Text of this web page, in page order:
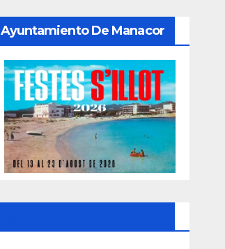
Ayuntamiento De Manacor